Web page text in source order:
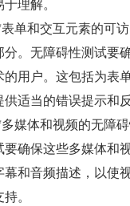
单和交互元素的可
分。无障碍性测试要
的用户。这包括为表
供适当的错误提示和
媒体和视频的无障
要确保这些多媒体和
幕和音频描述，以使
。